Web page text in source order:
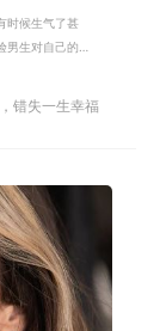
时候生气了甚
男生对自己的
错失一生幸福